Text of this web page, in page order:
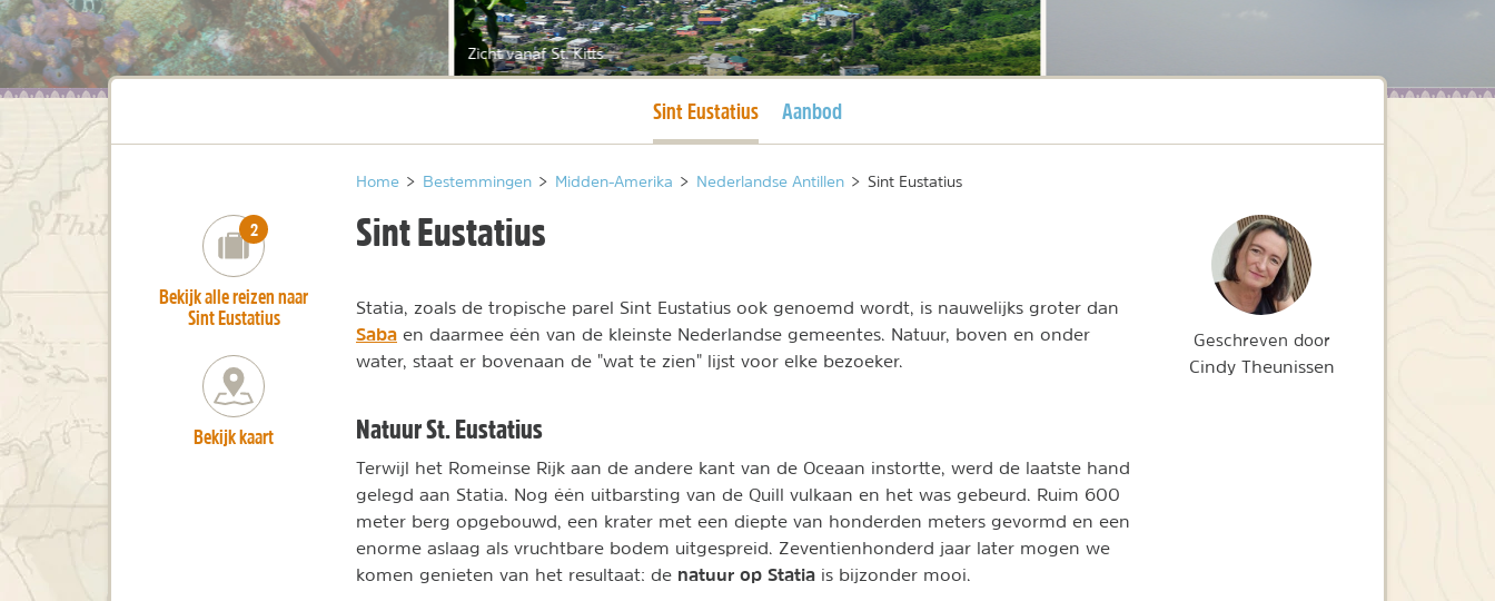
Zicht vanaf St. Kitts
Huidige pagina
Sint Eustatius Aanbod
Home > Bestemmingen > Midden-Amerika > Nederlandse Antillen > Sint Eustatius
Sint Eustatius
Statia, zoals de tropische parel Sint Eustatius ook genoemd wordt, is nauwelijks groter dan
Saba en daarmee één van de kleinste Nederlandse gemeentes. Natuur, boven en onder
water, staat er bovenaan de "wat te zien" lijst voor elke bezoeker.
Natuur St. Eustatius
Terwijl het Romeinse Rijk aan de andere kant van de Oceaan instortte, werd de laatste hand
gelegd aan Statia. Nog één uitbarsting van de Quill vulkaan en het was gebeurd. Ruim 600
meter berg opgebouwd, een krater met een diepte van honderden meters gevormd en een
enorme aslaag als vruchtbare bodem uitgespreid. Zeventienhonderd jaar later mogen we
komen genieten van het resultaat: de natuur op Statia is bijzonder mooi.
number_of_trips:
2
Bekijk alle reizen naar
Sint Eustatius
Bekijk kaart
Geschreven door
Cindy Theunissen